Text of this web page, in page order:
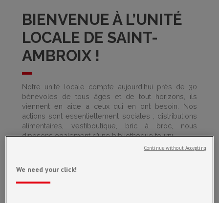
BIENVENUE À L’UNITÉ
LOCALE DE SAINT-
AMBROIX !
Notre unité locale compte aujourd’hui près de 30
bénévoles de tous âges et de tout horizons, ils
viennent en aide a ceux qui en ont besoin. Nos
actions sont essentiellement sociales ; distributions
alimentaires, vestiboutique, bric à broc, nous
diposons également d’une bibliothèque fourni.
We need your click!
Continue without Accepting